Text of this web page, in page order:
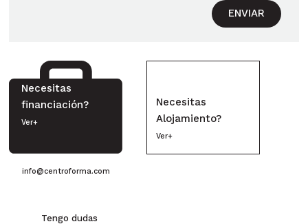
ENVIAR
Necesitas
financiación?
Ver+
info@centroforma.com
Necesitas
Alojamiento?
Ver+
Tengo dudas